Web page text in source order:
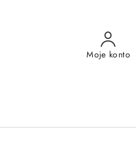
Moje konto